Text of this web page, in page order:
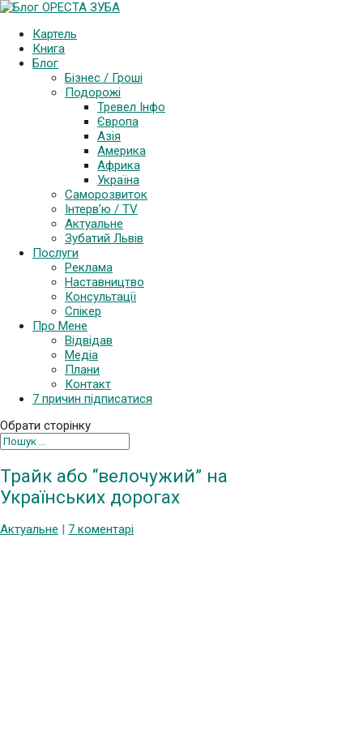
Картель
Книга
Блог
Бізнес / Гроші
Подорожі
Тревел Інфо
Європа
Азія
Америка
Африка
Україна
Саморозвиток
Інтерв’ю / TV
Актуальне
Зубатий Львів
Послуги
Реклама
Наставництво
Консультації
Спікер
Про Мене
Відвідав
Медіа
Плани
Контакт
7 причин підписатися
Обрати сторінку
Трайк або “велочужий” на
Українських дорогах
Актуальне 7 коментарі